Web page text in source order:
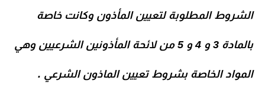
الشروط المطلوبة لتعيين المأذون وكانت خاصة
بالمادة 3 و 4 و 5 من لائحة المأذونين الشرعيين وهي
المواد الخاصة بشروط تعيين الماذون الشرعي .